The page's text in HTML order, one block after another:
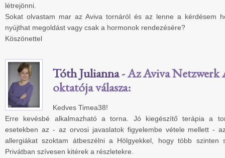
létrejönni.
Sokat olvastam mar az Aviva tornáról és az lenne a kérdésem
nyújthat megoldást vagy csak a hormonok rendezésére?
Köszönettel
Tóth Julianna- Az Aviva Netzwerk
oktatója válasza:
Kedves Timea38!
Erre kevésbé alkalmazható a torna. Jó kiegészítő terápia a
esetekben az - az orvosi javaslatok figyelembe vétele mellett -
allergiákat szoktam átbeszélni a Hölgyekkel, hogy több szinten
Privátban szívesen kitérek a részletekre.